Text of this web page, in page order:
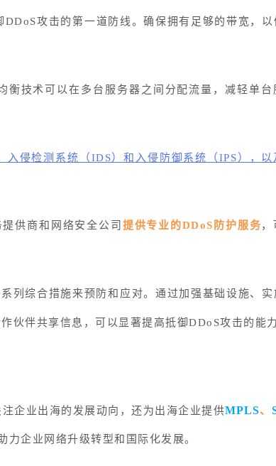
DDoS攻击的第一道防线。确保拥有足够的带宽，以
衡技术可以在多台服务器之间分配流量，减轻单台
入侵检测系统（IDS）和入侵防御系统（IPS），以
供商和网络安全公司 提供专业的DDoS防护服务，
列综合措施来预防和应对。通过加强基础设施、实
伙伴共享信息，可以显著提高抵御DDoS攻击的能力
企业出海的发展动向，还为出海企业提供MPLS、
企业网络升级转型和国际化发展。